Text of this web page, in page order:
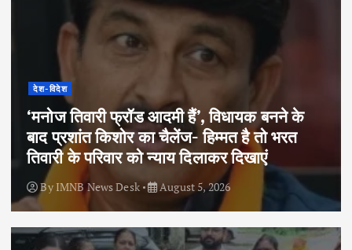
देश-विदेश
‘मनोज तिवारी फ्रॉड आदमी हैं’, विधायक बनने के
बाद प्रशांत किशोर का चैलेंज- हिम्मत है तो भरत
तिवारी के परिवार को न्याय दिलाकर दिखाएं
By IMNB News Desk August 5, 2026